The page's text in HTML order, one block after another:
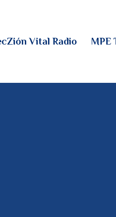
Vital Radio MPE
VITAL